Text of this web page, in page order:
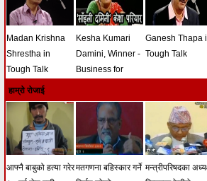
Madan Krishna
Shrestha in
Tough Talk
Kesha Kumari
Damini, Winner -
Business for
Tough Talk
Ganesh Thapa
Tough Talk
हाम्रो रोजाई
आफ्नै बाबुको हत्या गरेरमतगणना बहिस्कार गर्ने मन्त्रीपरिषदका